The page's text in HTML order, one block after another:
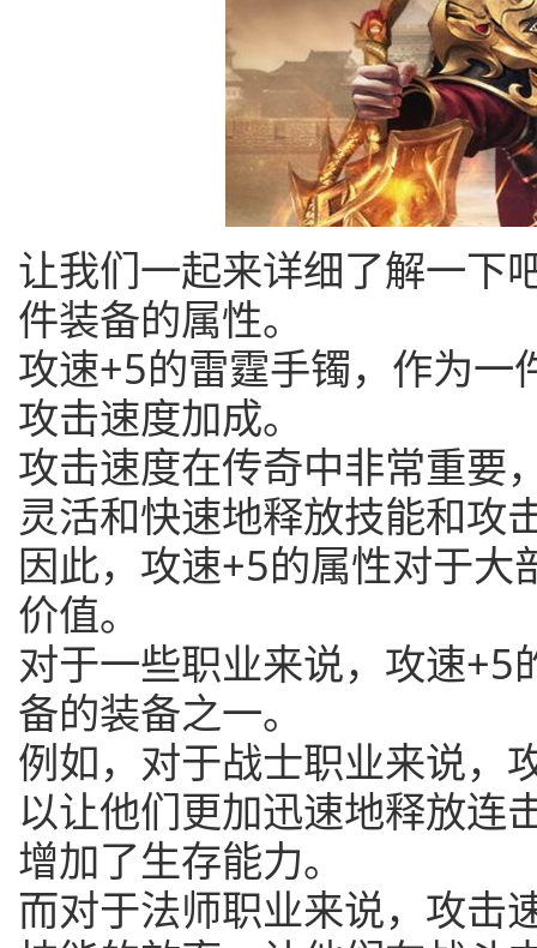
让我们一起来详细了解一下
件装备的属性。
攻速+5的雷霆手镯，作为一
攻击速度加成。
攻击速度在传奇中非常重要
灵活和快速地释放技能和攻
因此，攻速+5的属性对于大
价值。
对于一些职业来说，攻速+5
备的装备之一。
例如，对于战士职业来说，
以让他们更加迅速地释放连
增加了生存能力。
而对于法师职业来说，攻击